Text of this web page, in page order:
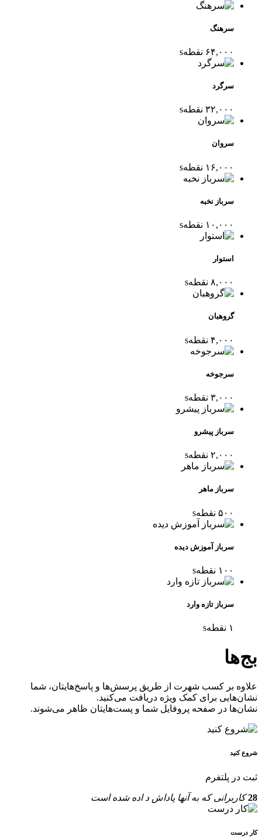
سرهنگ
۶۴,۰۰۰ نقطهs
سرگرد
۳۲,۰۰۰ نقطهs
سروان
۱۶,۰۰۰ نقطهs
سرباز نخبه
۱۰,۰۰۰ نقطهs
استوار
۸,۰۰۰ نقطهs
گروهبان
۴,۰۰۰ نقطهs
سرجوخه
۳,۰۰۰ نقطهs
سرباز پیشرو
۲,۰۰۰ نقطهs
سرباز ماهر
۵۰۰ نقطهs
سرباز آموزش دیده
۱۰۰ نقطهs
سرباز تازه وارد
۱ نقطهs
بج‌ها
علاوه بر کسب شهرت از طریق پرسش‌ها و پاسخ‌هایتان، شما
نشان‌هایی برای کمک ویژه دریافت می‌کنید.
نشان‌ها در صفحه پروفایل شما و پست‌هایتان ظاهر می‌شوند.
شروع کنید
ثبت در پلتفرم
28 کاربرانی که به آنها پاداش د اده شده است
کار درست